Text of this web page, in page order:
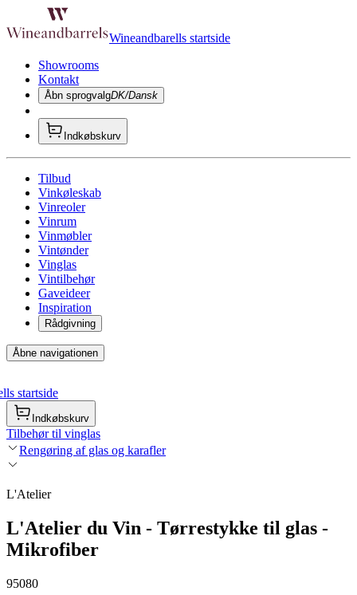
Wineandbarells startside
Showrooms
Kontakt
Åbn sprogvalgDK/Dansk
Indkøbskurv
Tilbud
Vinkøleskab
Vinreoler
Vinrum
Vinmøbler
Vintønder
Vinglas
Vintilbehør
Gaveideer
Inspiration
Rådgivning
Åbne navigationen
startside
Indkøbskurv
Tilbehør til vinglas
Rengøring af glas og karafler
L'Atelier
L'Atelier du Vin - Tørrestykke til glas -
Mikrofiber
95080